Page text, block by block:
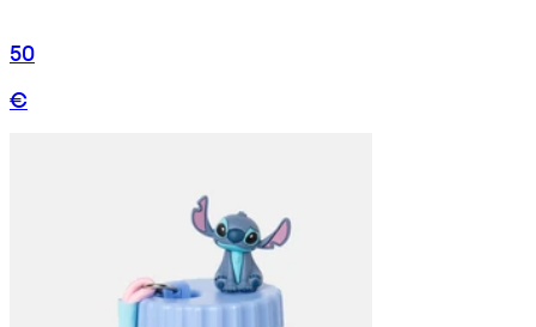
50
€